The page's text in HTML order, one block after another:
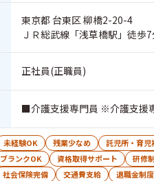
東京都 台東区 柳橋2-20-4
ＪＲ総武線「浅草橋駅」徒歩
正社員(正職員)
■介護支援専門員 ※介護支援
未経験OK 残業少なめ 託児所・育児
ブランクOK 資格取得サポート 研修
社会保険完備 交通費支給 退職金制